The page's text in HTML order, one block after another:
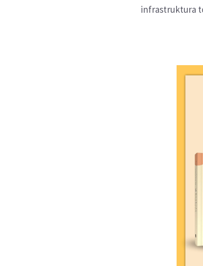
infrastruktura